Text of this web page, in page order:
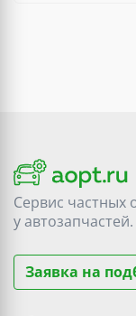
Сервис частных
уавтозапчастей.
Заявка на